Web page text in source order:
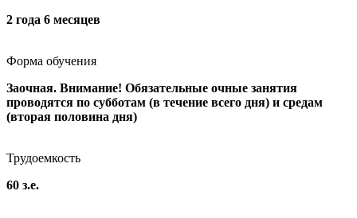
2 года 6 месяцев
Форма обучения
Заочная. Внимание! Обязательные очные занятия
проводятся по субботам (в течение всего дня) и средам
(вторая половина дня)
Трудоемкость
60 з.е.